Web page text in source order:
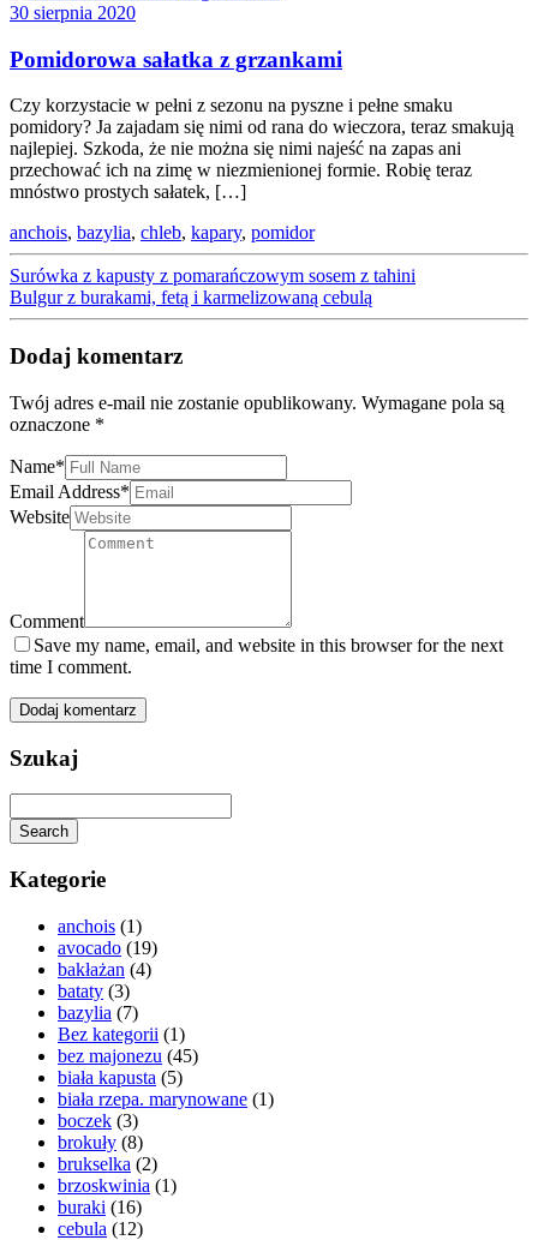
30 sierpnia 2020
Pomidorowa sałatka z grzankami
Czy korzystacie w pełni z sezonu na pyszne i pełne smaku
pomidory? Ja zajadam się nimi od rana do wieczora, teraz smakują
najlepiej. Szkoda, że nie można się nimi najeść na zapas ani
przechować ich na zimę w niezmienionej formie. Robię teraz
mnóstwo prostych sałatek, […]
anchois, bazylia, chleb, kapary, pomidor
Surówka z kapusty z pomarańczowym sosem z tahini
Bulgur z burakami, fetą i karmelizowaną cebulą
Dodaj komentarz
Twój adres e-mail nie zostanie opublikowany. Wymagane pola są
oznaczone *
Name*
Email Address*
Website
Comment
Save my name, email, and website in this browser for the next
time I comment.
Szukaj
Search
Kategorie
anchois (1)
avocado (19)
bakłażan (4)
bataty (3)
bazylia (7)
Bez kategorii (1)
bez majonezu (45)
biała kapusta (5)
biała rzepa. marynowane (1)
boczek (3)
brokuły (8)
brukselka (2)
brzoskwinia (1)
buraki (16)
cebula (12)